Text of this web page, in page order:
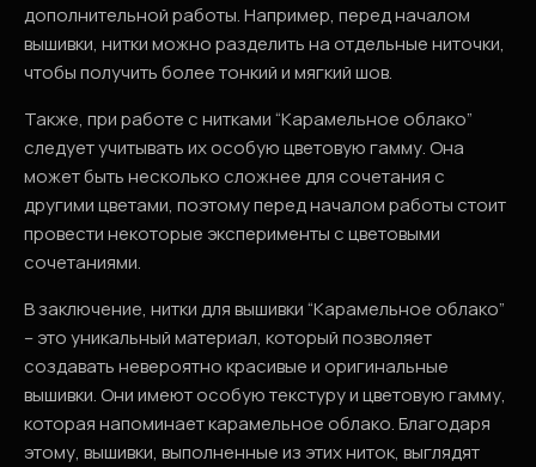
дополнительной работы. Например, перед началом
вышивки, нитки можно разделить на отдельные ниточки,
чтобы получить более тонкий и мягкий шов.
Также, при работе с нитками “Карамельное облако”
следует учитывать их особую цветовую гамму. Она
может быть несколько сложнее для сочетания с
другими цветами, поэтому перед началом работы стоит
провести некоторые эксперименты с цветовыми
сочетаниями.
В заключение, нитки для вышивки “Карамельное облако”
– это уникальный материал, который позволяет
создавать невероятно красивые и оригинальные
вышивки. Они имеют особую текстуру и цветовую гамму,
которая напоминает карамельное облако. Благодаря
этому, вышивки, выполненные из этих ниток, выглядят